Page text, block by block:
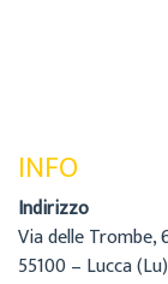
INFO
Indirizzo
Via delle Trombe,
55100 – Lucca (Lu)